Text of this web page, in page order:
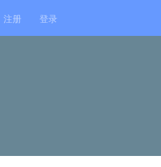
注册 登录